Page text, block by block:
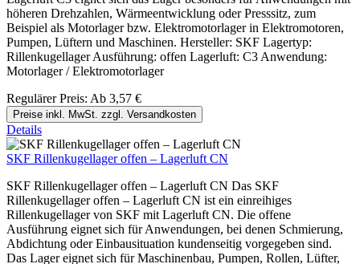
höheren Drehzahlen, Wärmeentwicklung oder Presssitz, zum
Beispiel als Motorlager bzw. Elektromotorlager in Elektromotoren,
Pumpen, Lüftern und Maschinen. Hersteller: SKF Lagertyp:
Rillenkugellager Ausführung: offen Lagerluft: C3 Anwendung:
Motorlager / Elektromotorlager
Regulärer Preis: Ab 3,57 €
Preise inkl. MwSt. zzgl. Versandkosten
Details
SKF Rillenkugellager offen – Lagerluft CN
SKF Rillenkugellager offen – Lagerluft CN Das SKF
Rillenkugellager offen – Lagerluft CN ist ein einreihiges
Rillenkugellager von SKF mit Lagerluft CN. Die offene
Ausführung eignet sich für Anwendungen, bei denen Schmierung,
Abdichtung oder Einbausituation kundenseitig vorgegeben sind.
Das Lager eignet sich für Maschinenbau, Pumpen, Rollen, Lüfter,